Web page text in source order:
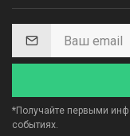
*Получайте первыми
событиях.